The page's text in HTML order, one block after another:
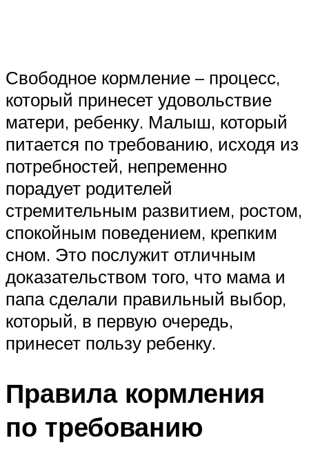
Свободное кормление – процесс,
который принесет удовольствие
матери, ребенку. Малыш, который
питается по требованию, исходя из
потребностей, непременно
порадует родителей
стремительным развитием, ростом,
спокойным поведением, крепким
сном. Это послужит отличным
доказательством того, что мама и
папа сделали правильный выбор,
который, в первую очередь,
принесет пользу ребенку.
Правила кормления
по требованию